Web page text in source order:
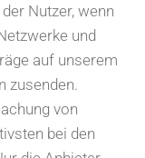
Nutzer, wenn
und
auf unserem
zusenden.
von
bei den